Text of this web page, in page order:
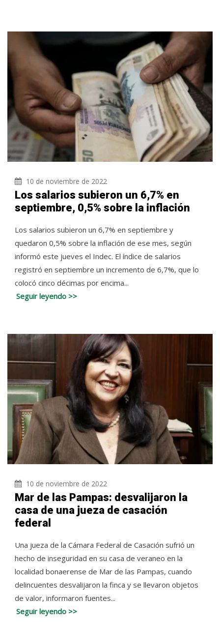
10 de noviembre de 2022
Los salarios subieron un 6,7% en
septiembre, 0,5% sobre la inflación
Los salarios subieron un 6,7% en septiembre y
quedaron 0,5% sobre la inflación de ese mes, según
informó este jueves el Indec. El índice de salarios
registró en septiembre un incremento de 6,7%, que lo
colocó cinco décimas por encima...
Seguir leyendo >>
10 de noviembre de 2022
Mar de las Pampas: desvalijaron la
casa de una jueza de casación
federal
Una jueza de la Cámara Federal de Casación sufrió un
hecho de inseguridad en su casa de veraneo en la
localidad bonaerense de Mar de las Pampas, cuando
delincuentes desvalijaron la finca y se llevaron objetos
de valor, informaron fuentes...
Seguir leyendo >>